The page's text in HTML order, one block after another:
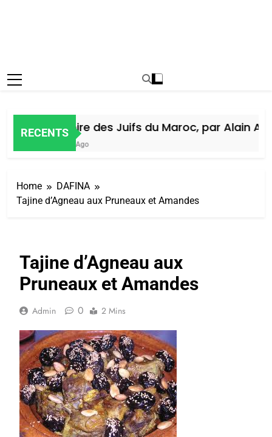
RECENTS
Histoire des Juifs du Maroc, par Alain
5 Jours Ago
Home
DAFINA
Tajine d’Agneau aux Pruneaux et Amandes
Tajine d’Agneau aux
Pruneaux et Amandes
Admin 0 2 Mins